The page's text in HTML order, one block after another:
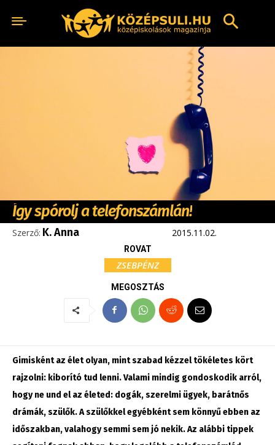
Így spórolj a telefonszámlán!
Szerző: K. Anna 2015.11.02.
ROVAT
ZSEBPÉNZ
MEGOSZTÁS
Gimisként az élet olyan, mint szabad kézzel tökéletes kört
rajzolni: kiborító tud lenni. Valami mindig gondoskodik arról,
hogy ne und el az életed: dogák, szerelmi ügyek, barátnős
drámák, szülők. A szülőkkel egyébként sem könnyű ebben az
időszakban, valahogy semmi sem jó nekik. Az alábbi tippek